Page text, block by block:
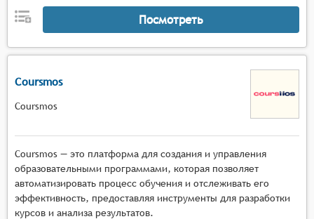
Посмотреть
Coursmos
Coursmos
Coursmos — это платформа для создания и управления
образовательными программами, которая позволяет
автоматизировать процесс обучения и отслеживать его
эффективность, предоставляя инструменты для разработки
курсов и анализа результатов.